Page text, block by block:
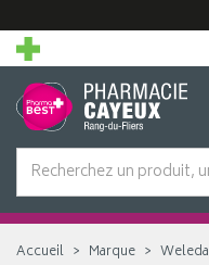
Accueil Marque Weleda